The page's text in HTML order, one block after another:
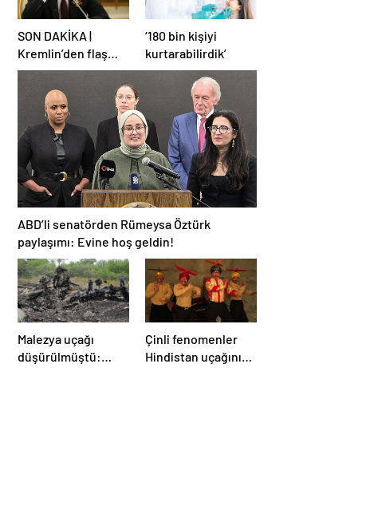
SON DAKİKA |
Kremlin’den flaş
Türkiye açıklaması!
‘180 bin kişiyi
kurtarabilirdik’
ABD’li senatörden Rümeysa Öztürk
paylaşımı: Evine hoş geldin!
Malezya uçağı
düşürülmüştü:
Çinli fenomenler
Hindistan uçağının